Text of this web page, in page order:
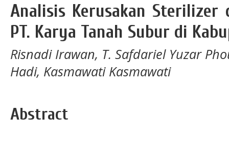
Analisis Kerusakan Sterilizer
PT. Karya Tanah Subur di
Risnadi Irawan, T. Safdariel Yuzar
Hadi, Kasmawati Kasmawati
Abstract